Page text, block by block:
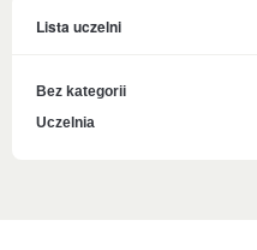
Lista uczelni
Bez kategorii
Uczelnia